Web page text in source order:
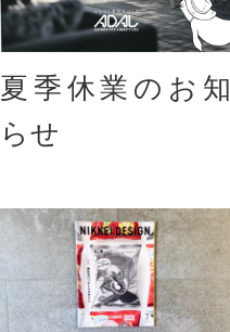
夏季休業のお知
らせ